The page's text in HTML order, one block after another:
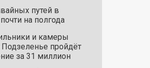
путей в
на полгода
и камеры
пройдёт
за 31 миллион